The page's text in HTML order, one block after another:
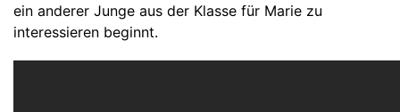
ein anderer Junge aus der Klasse für Marie zu
interessieren beginnt.